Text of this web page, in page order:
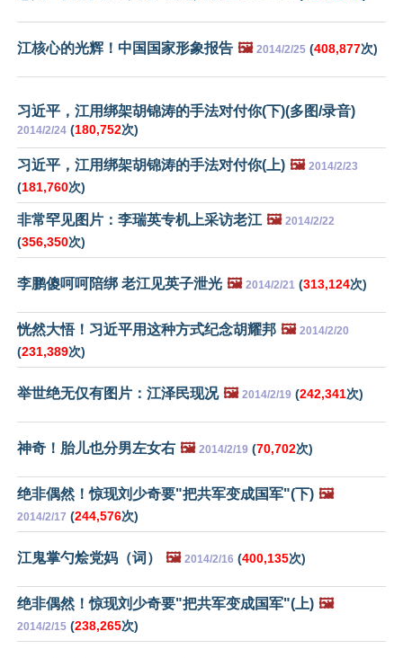
江核心的光辉！中国国家形象报告 🖼️ 2014/2/25 (408,877次)
习近平，江用绑架胡锦涛的手法对付你(下)(多图/录音)
2014/2/24 (180,752次)
习近平，江用绑架胡锦涛的手法对付你(上) 🖼️ 2014/2/23
(181,760次)
非常罕见图片：李瑞英专机上采访老江 🖼️ 2014/2/22
(356,350次)
李鹏傻呵呵陪绑 老江见英子泄光 🖼️ 2014/2/21 (313,124次)
恍然大悟！习近平用这种方式纪念胡耀邦 🖼️ 2014/2/20
(231,389次)
举世绝无仅有图片：江泽民现况 🖼️ 2014/2/19 (242,341次)
神奇！胎儿也分男左女右 🖼️ 2014/2/19 (70,702次)
绝非偶然！惊现刘少奇要"把共军变成国军"(下) 🖼️
2014/2/17 (244,576次)
江鬼掌勺烩党妈（词） 🖼️ 2014/2/16 (400,135次)
绝非偶然！惊现刘少奇要"把共军变成国军"(上) 🖼️
2014/2/15 (238,265次)